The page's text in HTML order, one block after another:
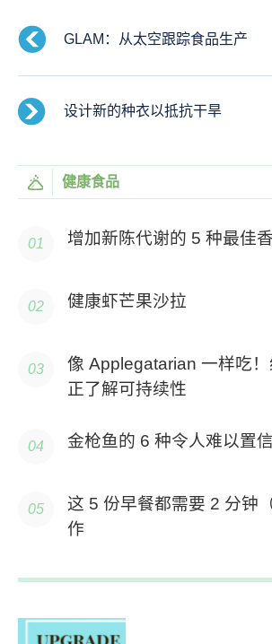
GLAM：从太空跟踪食品生产
设计新的种衣以抵抗干旱
健康食品
增加新陈代谢的 5 种最佳
健康虾芒果沙拉
像 Applegatarian 一样吃
正了解可持续性
金枪鱼的 6 种令人难以置
这 5 份早餐都需要 2 分钟
作